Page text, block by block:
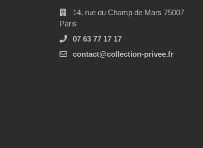
14, rue du Champ de Mars 75007
Paris
07 63 77 17 17
contact@collection-privee.fr